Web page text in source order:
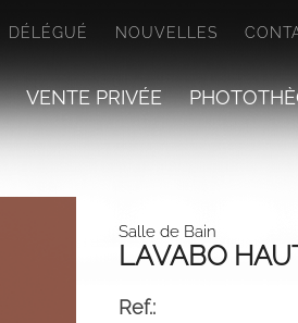
DÉLÉGUÉ NOUVELLES
VENTE PRIVÉE
Salle de Bain
LAVABO
Ref.: